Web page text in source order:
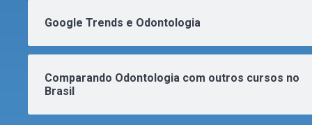
Google Trends e Odontologia
Comparando Odontologia com outros cursos no
Brasil